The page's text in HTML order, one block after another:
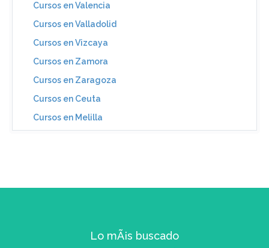
Cursos en Valencia
Cursos en Valladolid
Cursos en Vizcaya
Cursos en Zamora
Cursos en Zaragoza
Cursos en Ceuta
Cursos en Melilla
Lo mÃ¡s buscado